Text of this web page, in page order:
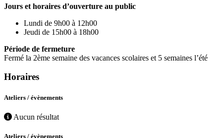
Jours et horaires d’ouverture au public
Lundi de 9h00 à 12h00
Jeudi de 15h00 à 18h00
Période de fermeture
Fermé la 2ème semaine des vacances scolaires et 5 semaines l’été
Horaires
Ateliers / évènements
Aucun résultat
Ateliers / évènements